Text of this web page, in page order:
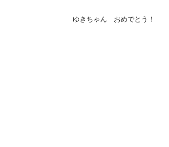
ゆきちゃん おめでとう！